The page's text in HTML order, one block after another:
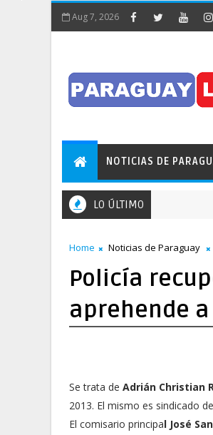
Aug 7, 2026
NOTICIAS DE
LO ÚLTIMO
Home Noticias de Paraguay
Policía
aprehende
Se trata de Adrián Christian
2013. El mismo es sindicado
El comisario principal José